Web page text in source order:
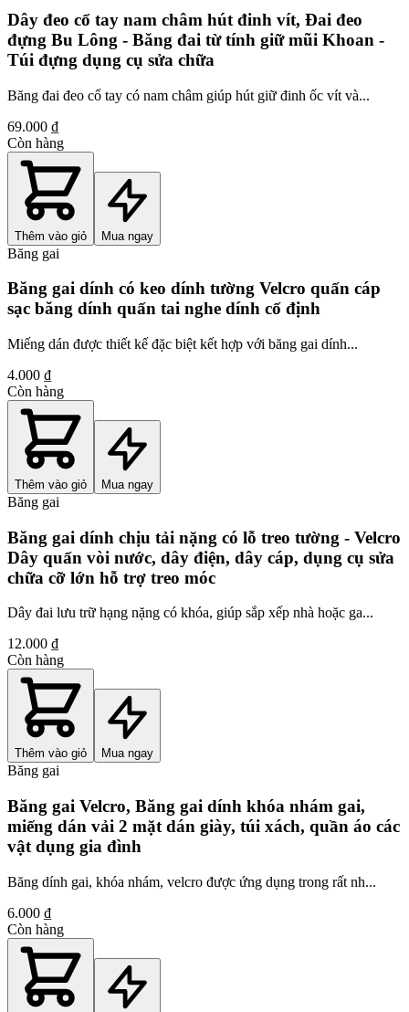
Dây đeo cổ tay nam châm hút đinh vít, Đai đeo
đựng Bu Lông - Băng đai từ tính giữ mũi Khoan -
Túi đựng dụng cụ sửa chữa
Băng đai đeo cổ tay có nam châm giúp hút giữ đinh ốc vít và...
69.000 ₫
Còn hàng
Thêm vào giỏ Mua ngay
Băng gai
Băng gai dính có keo dính tường Velcro quấn cáp
sạc băng dính quấn tai nghe dính cố định
Miếng dán được thiết kế đặc biệt kết hợp với băng gai dính...
4.000 ₫
Còn hàng
Thêm vào giỏ Mua ngay
Băng gai
Băng gai dính chịu tải nặng có lỗ treo tường - Velcro
Dây quấn vòi nước, dây điện, dây cáp, dụng cụ sửa
chữa cỡ lớn hỗ trợ treo móc
Dây đai lưu trữ hạng nặng có khóa, giúp sắp xếp nhà hoặc ga...
12.000 ₫
Còn hàng
Thêm vào giỏ Mua ngay
Băng gai
Băng gai Velcro, Băng gai dính khóa nhám gai,
miếng dán vải 2 mặt dán giày, túi xách, quần áo các
vật dụng gia đình
Băng dính gai, khóa nhám, velcro được ứng dụng trong rất nh...
6.000 ₫
Còn hàng